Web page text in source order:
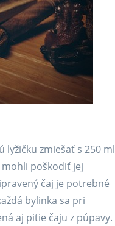
zmiešať s 250 ml
poškodiť jej
čaj je potrebné
bylinka sa pri
aj pitie čaju z púpavy.